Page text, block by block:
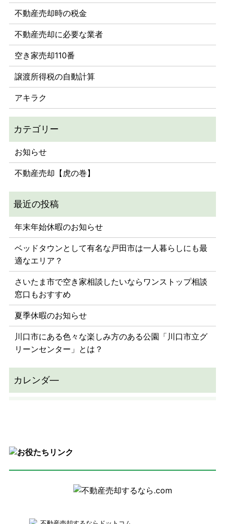
不動産売却時の税金
不動産売却に必要な業者
空き家売却110番
譲渡所得税の自動計算
アキラク
お知らせ
不動産売却【虎の巻】
年末年始休暇のお知らせ
ベッドタウンとして有名な戸田市は一人暮らしにも最
適なエリア？
さいたま市で空き家相談したいならワンストップ相談
窓口もおすすめ
夏季休暇のお知らせ
川口市にある色々な楽しみ方のある公園「川口市立グ
リーンセンター」とは？